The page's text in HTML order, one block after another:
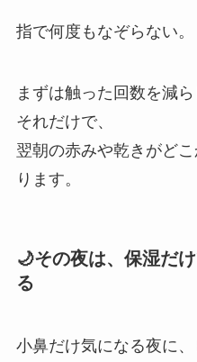
指で何度もなぞらない。
まずは触った回数を減ら
それだけで、
翌朝の赤みや乾きがど
ります。
🌙その夜は、保湿だ
る
小鼻だけ気になる夜に、